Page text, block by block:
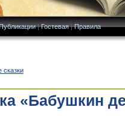
|Гостевая|Правила
сказки
«Бабушкин